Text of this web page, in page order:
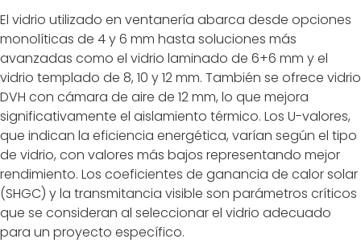
El vidrio utilizado en ventanería abarca desde opciones
monolíticas de 4 y 6 mm hasta soluciones más
avanzadas como el vidrio laminado de 6+6 mm y el
vidrio templado de 8, 10 y 12 mm. También se ofrece vidrio
DVH con cámara de aire de 12 mm, lo que mejora
significativamente el aislamiento térmico. Los U-valores,
que indican la eficiencia energética, varían según el tipo
de vidrio, con valores más bajos representando mejor
rendimiento. Los coeficientes de ganancia de calor solar
(SHGC) y la transmitancia visible son parámetros críticos
que se consideran al seleccionar el vidrio adecuado
para un proyecto específico.